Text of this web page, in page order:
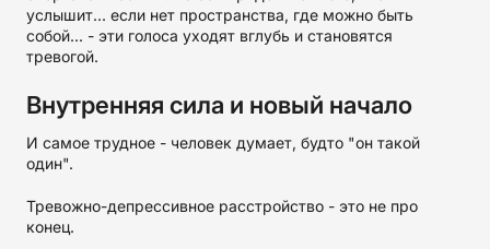
услышит... если нет пространства, где можно быть
собой... - эти голоса уходят вглубь и становятся
тревогой.
Внутренняя сила и новый начало
И самое трудное - человек думает, будто "он такой
один".
Тревожно-депрессивное расстройство - это не про
конец.